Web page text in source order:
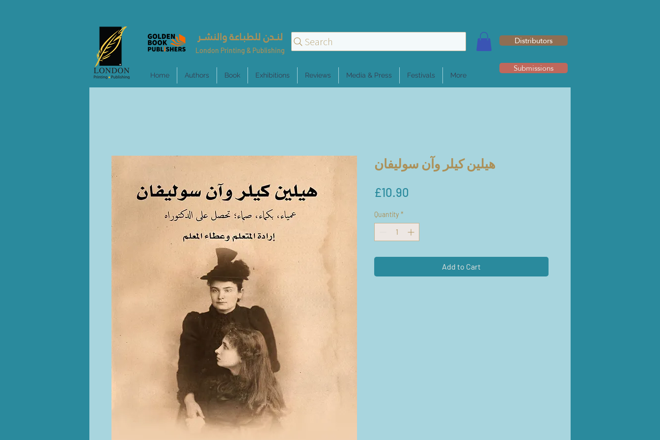
لنــدن للطبـاعـة والنشــر
London Printing & Publishing
Search Distributors
Home Authors Book Exhibitions Reviews Media & Press Festivals More Submissions
هيلين كيلر وآن سوليفان
£10.90
Quantity *
Add to Cart